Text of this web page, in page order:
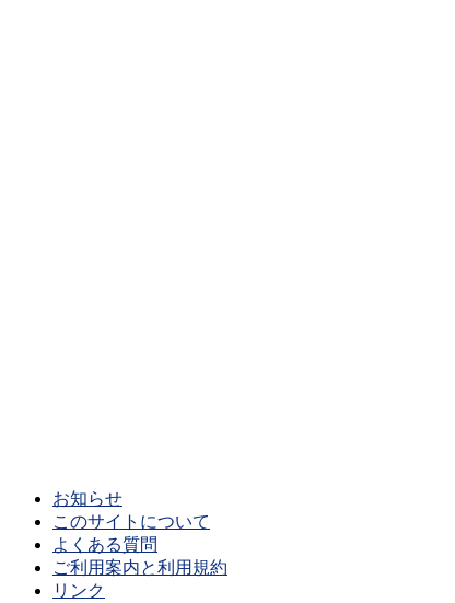
お知らせ
このサイトについて
よくある質問
ご利用案内と利用規約
リンク